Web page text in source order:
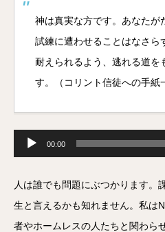
神は真実な方です。あなたが
試練に遭わせることはなさら
耐えられるよう、逃れる道を
す。（コリント信徒への手紙
ヤ
ー
00:00
人は誰でも問題にぶつかります。
生と言えるかも知れません。私は
者やホームレスの人たちと関わら